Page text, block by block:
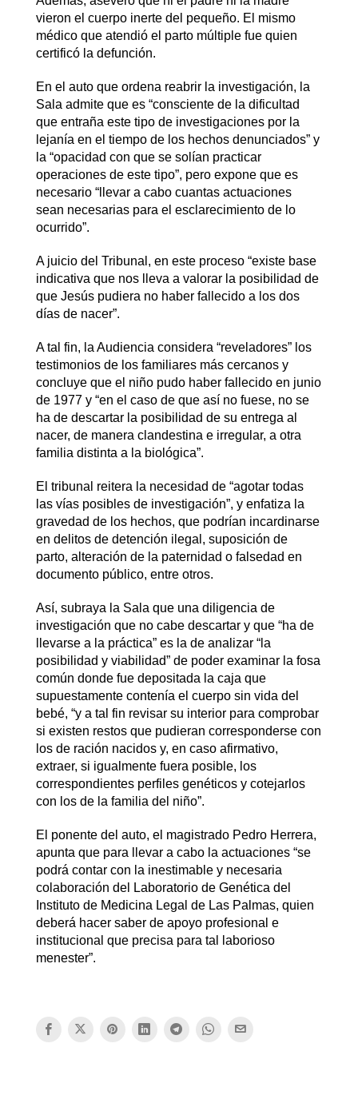
vieron el cuerpo inerte del pequeño. El mismo
médico que atendió el parto múltiple fue quien
certificó la defunción.
En el auto que ordena reabrir la investigación, la
Sala admite que es “consciente de la dificultad
que entraña este tipo de investigaciones por la
lejanía en el tiempo de los hechos denunciados” y
la “opacidad con que se solían practicar
operaciones de este tipo”, pero expone que es
necesario “llevar a cabo cuantas actuaciones
sean necesarias para el esclarecimiento de lo
ocurrido”.
A juicio del Tribunal, en este proceso “existe base
indicativa que nos lleva a valorar la posibilidad de
que Jesús pudiera no haber fallecido a los dos
días de nacer”.
A tal fin, la Audiencia considera “reveladores” los
testimonios de los familiares más cercanos y
concluye que el niño pudo haber fallecido en junio
de 1977 y “en el caso de que así no fuese, no se
ha de descartar la posibilidad de su entrega al
nacer, de manera clandestina e irregular, a otra
familia distinta a la biológica”.
El tribunal reitera la necesidad de “agotar todas
las vías posibles de investigación”, y enfatiza la
gravedad de los hechos, que podrían incardinarse
en delitos de detención ilegal, suposición de
parto, alteración de la paternidad o falsedad en
documento público, entre otros.
Así, subraya la Sala que una diligencia de
investigación que no cabe descartar y que “ha de
llevarse a la práctica” es la de analizar “la
posibilidad y viabilidad” de poder examinar la fosa
común donde fue depositada la caja que
supuestamente contenía el cuerpo sin vida del
bebé, “y a tal fin revisar su interior para comprobar
si existen restos que pudieran corresponderse con
los de ración nacidos y, en caso afirmativo,
extraer, si igualmente fuera posible, los
correspondientes perfiles genéticos y cotejarlos
con los de la familia del niño”.
El ponente del auto, el magistrado Pedro Herrera,
apunta que para llevar a cabo la actuaciones “se
podrá contar con la inestimable y necesaria
colaboración del Laboratorio de Genética del
Instituto de Medicina Legal de Las Palmas, quien
deberá hacer saber de apoyo profesional e
institucional que precisa para tal laborioso
menester”.